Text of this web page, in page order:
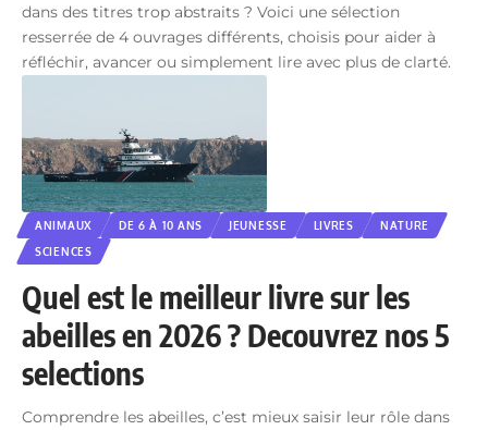
dans des titres trop abstraits ? Voici une sélection
resserrée de 4 ouvrages différents, choisis pour aider à
réfléchir, avancer ou simplement lire avec plus de clarté.
ANIMAUX DE 6 À 10 ANS JEUNESSE LIVRES
NATURE
SCIENCES
Quel est le meilleur livre sur les
abeilles en 2026 ? Decouvrez nos 5
selections
Comprendre les abeilles, c’est mieux saisir leur rôle dans